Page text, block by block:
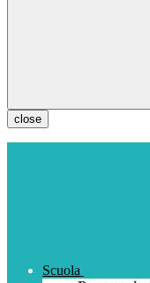
close
Scuola